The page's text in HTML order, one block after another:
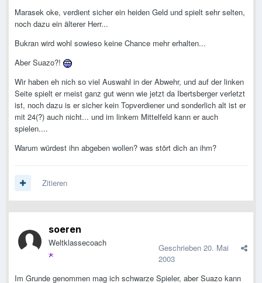
Marasek oke, verdient sicher ein heiden Geld und spielt sehr selten,
noch dazu ein älterer Herr...
Bukran wird wohl sowieso keine Chance mehr erhalten...
Aber Suazo?!
Wir haben eh nich so viel Auswahl in der Abwehr, und auf der linken
Seite spielt er meist ganz gut wenn wie jetzt da Ibertsberger verletzt
ist, noch dazu is er sicher kein Topverdiener und sonderlich alt ist er
mit 24(?) auch nicht... und im linkem Mittelfeld kann er auch
spielen....
Warum würdest ihn abgeben wollen? was stört dich an ihm?
Zitieren
soeren
Weltklassecoach Geschrieben 20. Mai
2003
Im Grunde genommen mag ich schwarze Spieler, aber Suazo kann